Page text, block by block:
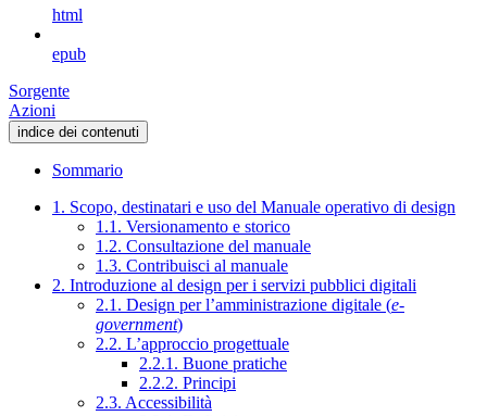
html
epub
Sorgente
Azioni
indice dei contenuti
Sommario
1. Scopo, destinatari e uso del Manuale operativo di design
1.1. Versionamento e storico
1.2. Consultazione del manuale
1.3. Contribuisci al manuale
2. Introduzione al design per i servizi pubblici digitali
2.1. Design per l’amministrazione digitale (e-
government)
2.2. L’approccio progettuale
2.2.1. Buone pratiche
2.2.2. Principi
2.3. Accessibilità